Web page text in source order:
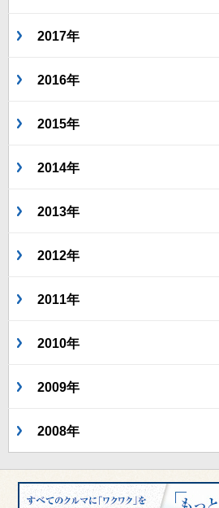
2017年
2016年
2015年
2014年
2013年
2012年
2011年
2010年
2009年
2008年